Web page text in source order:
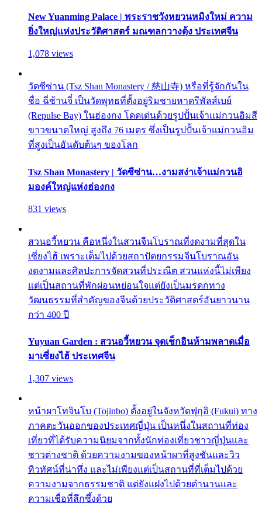
New Yuanming Palace | พระราชวังหยวนหมิงใหม่ ความ
ยิ่งใหญ่แห่งประวัติศาสตร์ มณฑลกวางตุ้ง ประเทศจีน
1,078 views
วัดซีซ่าน (Tsz Shan Monastery / 慈山寺) หรือที่รู้จักกันใน
ชื่อ ฉี่ซ้านจี๋ เป็นวัดพุทธที่ตั้งอยู่ริมชายหาดรีพัลส์เบย์
(Repulse Bay) ในฮ่องกง โดดเด่นด้วยรูปปั้นเจ้าแม่กวนอิมสี
ขาวขนาดใหญ่ สูงถึง 76 เมตร ซึ่งเป็นรูปปั้นเจ้าแม่กวนอิม
ที่สูงเป็นอันดับต้นๆ ของโลก
Tsz Shan Monastery | วัดซีซ่าน…งามสง่าเจ้าแม่กวนอิ
มองค์ใหญ่แห่งฮ่องกง
831 views
สวนอวี้หยวน คือหนึ่งในสวนจีนโบราณที่งดงามที่สุดใน
เซี่ยงไฮ้ เพราะเต็มไปด้วยสถาปัตยกรรมจีนโบราณอัน
งดงามและศิลปะการจัดสวนที่ประณีต สวนแห่งนี้ไม่เพียง
แต่เป็นสถานที่พักผ่อนหย่อนใจแต่ยังเป็นมรดกทาง
วัฒนธรรมที่สำคัญของจีนด้วยประวัติศาสตร์อันยาวนาน
กว่า 400 ปี
Yuyuan Garden : สวนอวี้หยวน จุดเช็กอินห้ามพลาดเมื่อ
มาเซี่ยงไฮ้ ประเทศจีน
1,307 views
หน้าผาโทจินโบ (Tojinbo) ตั้งอยู่ในจังหวัดฟุกุอิ (Fukui) ทาง
ภาคตะวันออกของประเทศญี่ปุ่น เป็นหนึ่งในสถานที่ท่อง
เที่ยวที่ได้รับความนิยมจากทั้งนักท่องเที่ยวชาวญี่ปุ่นและ
ชาวต่างชาติ ด้วยความงามของหน้าผาที่สูงชันและวิว
ทิวทัศน์ที่น่าทึ่ง และไม่เพียงแต่เป็นสถานที่ที่เต็มไปด้วย
ความงามจากธรรมชาติ แต่ยังแฝงไปด้วยตำนานและ
ความเชื่อที่ลึกซึ้งด้วย